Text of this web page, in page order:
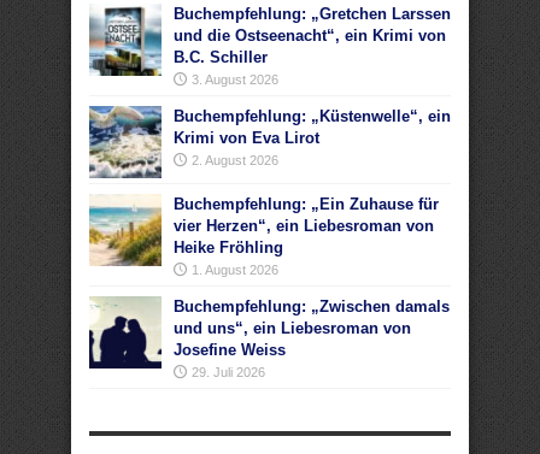
Buchempfehlung: „Gretchen Larssen
und die Ostseenacht“, ein Krimi von
B.C. Schiller
3. August 2026
Buchempfehlung: „Küstenwelle“, ein
Krimi von Eva Lirot
2. August 2026
Buchempfehlung: „Ein Zuhause für
vier Herzen“, ein Liebesroman von
Heike Fröhling
1. August 2026
Buchempfehlung: „Zwischen damals
und uns“, ein Liebesroman von
Josefine Weiss
29. Juli 2026